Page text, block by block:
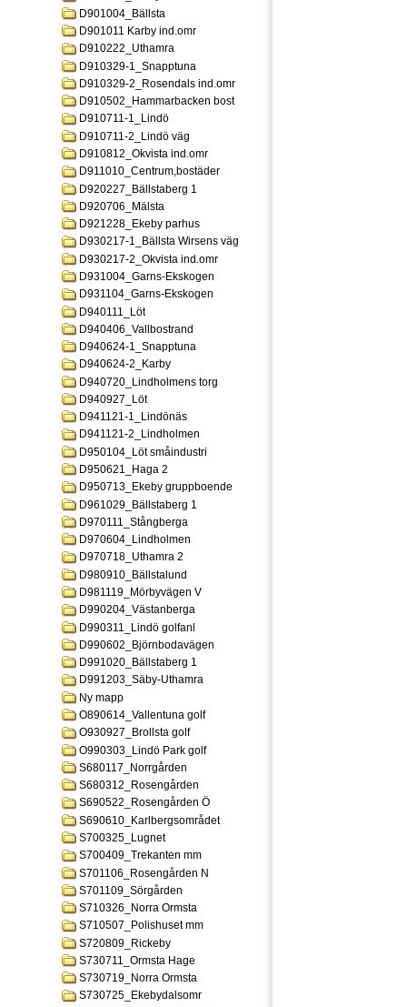
D901004_Bällsta
D901011 Karby ind.omr
D910222_Uthamra
D910329-1_Snapptuna
D910329-2_Rosendals ind.omr
D910502_Hammarbacken bost
D910711-1_Lindö
D910711-2_Lindö väg
D910812_Okvista ind.omr
D911010_Centrum,bostäder
D920227_Bällstaberg 1
D920706_Mälsta
D921228_Ekeby parhus
D930217-1_Bällsta Wirsens väg
D930217-2_Okvista ind.omr
D931004_Garns-Ekskogen
D931104_Garns-Ekskogen
D940111_Löt
D940406_Vallbostrand
D940624-1_Snapptuna
D940624-2_Karby
D940720_Lindholmens torg
D940927_Löt
D941121-1_Lindönäs
D941121-2_Lindholmen
D950104_Löt småindustri
D950621_Haga 2
D950713_Ekeby gruppboende
D961029_Bällstaberg 1
D970111_Stångberga
D970604_Lindholmen
D970718_Uthamra 2
D980910_Bällstalund
D981119_Mörbyvägen V
D990204_Västanberga
D990311_Lindö golfanl
D990602_Björnbodavägen
D991020_Bällstaberg 1
D991203_Säby-Uthamra
Ny mapp
O890614_Vallentuna golf
O930927_Brollsta golf
O990303_Lindö Park golf
S680117_Norrgården
S680312_Rosengården
S690522_Rosengården Ö
S690610_Karlbergsområdet
S700325_Lugnet
S700409_Trekanten mm
S701106_Rosengården N
S701109_Sörgården
S710326_Norra Ormsta
S710507_Polishuset mm
S720809_Rickeby
S730711_Ormsta Hage
S730719_Norra Ormsta
S730725_Ekebydalsomr